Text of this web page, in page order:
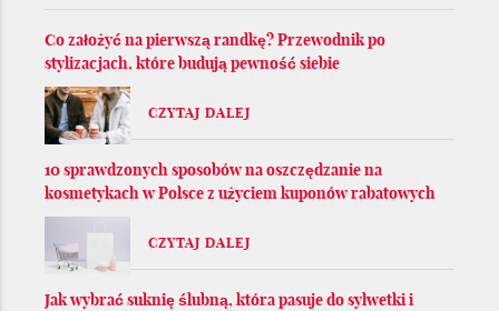
Co założyć na pierwszą randkę? Przewodnik po
stylizacjach, które budują pewność siebie
CZYTAJ DALEJ
10 sprawdzonych sposobów na oszczędzanie na
kosmetykach w Polsce z użyciem kuponów rabatowych
CZYTAJ DALEJ
Jak wybrać suknię ślubną, która pasuje do sylwetki i